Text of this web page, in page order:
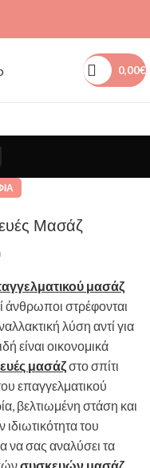
0,00€
Μασάζ
μασάζ
άνθρωποι στρέφονται
λύση αντί για
είναι οικονομικά
μασάζστο σπίτι
επαγγελματικού
βελτιωμένη στάση και
του
να σας αναλύσει τα